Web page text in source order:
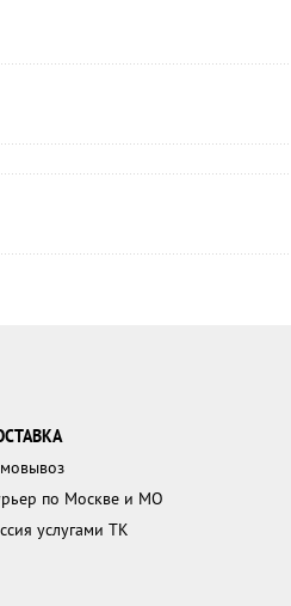
по Москве и МО
услугами ТК